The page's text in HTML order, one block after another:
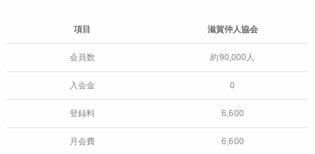
項目 滋賀仲人協会
会員数 約90,000人
入会金 0
登録料 6,600
月会費 6,600